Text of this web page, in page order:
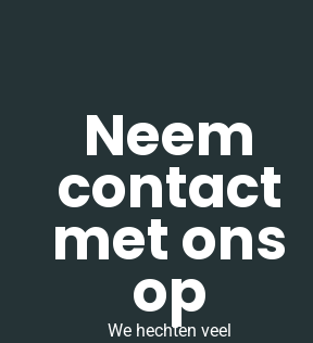
Neem
contact
met ons
op
We hechten veel